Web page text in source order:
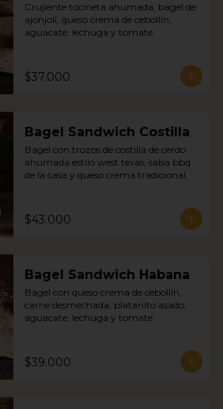
Crujiente tocineta ahumada, bagel de
ajonjolí, queso crema de cebollín,
aguacate, lechuga y tomate
$37.000
Bagel Sandwich Costilla
Bagel con trozos de costilla de cerdo
ahumada estilo west texas, salsa bbq
de la casa y queso crema tradicional.
$43.000
Bagel Sandwich Habana
Bagel con queso crema de cebollín,
carne desmechada, platanito asado,
aguacate, lechuga y tomate
$39.000